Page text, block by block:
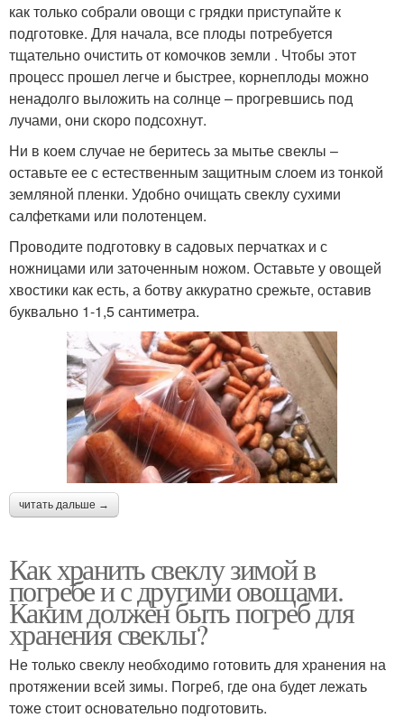
как только собрали овощи с грядки приступайте к
подготовке. Для начала, все плоды потребуется
тщательно очистить от комочков земли . Чтобы этот
процесс прошел легче и быстрее, корнеплоды можно
ненадолго выложить на солнце – прогревшись под
лучами, они скоро подсохнут.
Ни в коем случае не беритесь за мытье свеклы –
оставьте ее с естественным защитным слоем из тонкой
земляной пленки. Удобно очищать свеклу сухими
салфетками или полотенцем.
Проводите подготовку в садовых перчатках и с
ножницами или заточенным ножом. Оставьте у овощей
хвостики как есть, а ботву аккуратно срежьте, оставив
буквально 1-1,5 сантиметра.
читать дальше →
Как хранить свеклу зимой в
погребе и с другими овощами.
Каким должен быть погреб для
хранения свеклы?
Не только свеклу необходимо готовить для хранения на
протяжении всей зимы. Погреб, где она будет лежать
тоже стоит основательно подготовить.